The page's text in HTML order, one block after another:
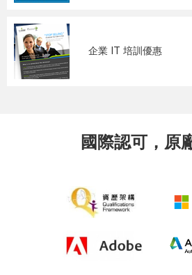
企業 IT 培訓優惠
國際認可，原